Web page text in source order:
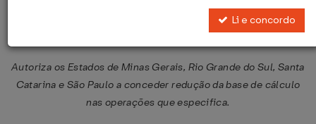
Autoriza os Estados de Minas Gerais, Rio Grande do Sul, Santa
Catarina e São Paulo a conceder redução da base de cálculo
nas operações que especifica.
Li e concordo